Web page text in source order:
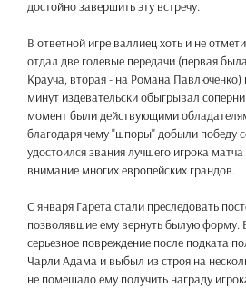
достойно завершить эту встречу.
В ответной игре валлиец хоть и не
отдал две голевые передачи (первая
Крауча, вторая - на Романа Павлюченко)
минут издевательски обыгрывал
момент были действующими
благодаря чему "шпоры" добыли победу
удостоился звания лучшего игрока
внимание многих европейских грандов.
С января Гарета стали преследовать
позволявшие ему вернуть былую форму.
серьезное повреждение после подката
Чарли Адама и выбыл из строя на
не помешало ему получить награду